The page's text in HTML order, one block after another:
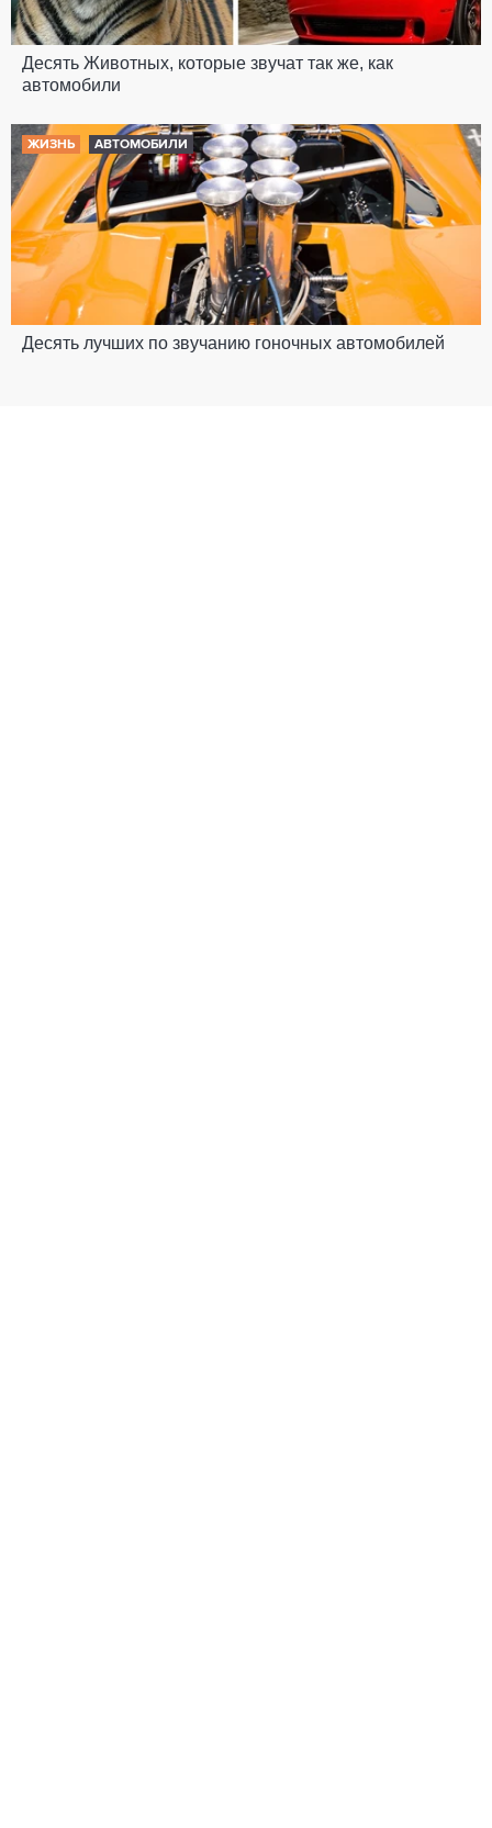
Десять Животных, которые звучат так же, как
автомобили
ЖИЗНЬ АВТОМОБИЛИ
Десять лучших по звучанию гоночных автомобилей